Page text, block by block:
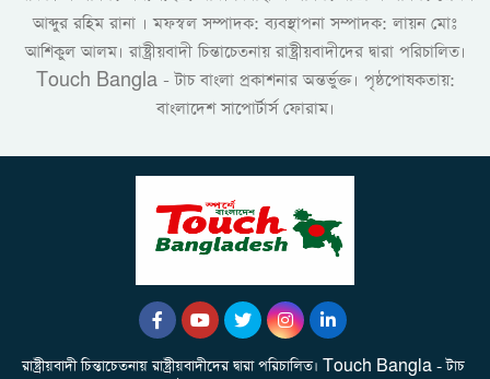
আব্দুর রহিম রানা । মফস্বল সম্পাদক: ব্যবস্থাপনা সম্পাদক: লায়ন মোঃ
আশিকুল আলম। রাষ্ট্রীয়বাদী চিন্তাচেতনায় রাষ্ট্রীয়বাদীদের দ্বারা পরিচালিত।
Touch Bangla - টাচ বাংলা প্রকাশনার অন্তর্ভুক্ত। পৃষ্ঠপোষকতায়:
বাংলাদেশ সাপোর্টার্স ফোরাম।
রাষ্ট্রীয়বাদী চিন্তাচেতনায় রাষ্ট্রীয়বাদীদের দ্বারা পরিচালিত। Touch Bangla - টাচ